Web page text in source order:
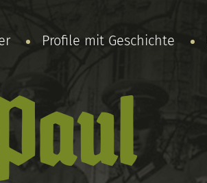
Profile mit Geschichte